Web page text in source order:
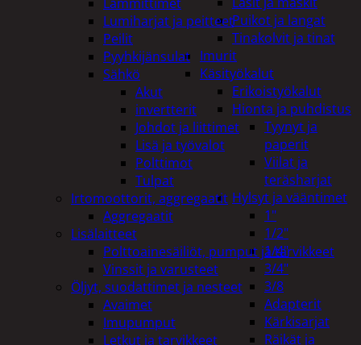
Puikot ja langat
Tinakolvit ja tinat
Imurit
Käsityökalut
Erikoistyökalut
Hionta ja puhdistus
Tyynyt ja
paperit
Viilat ja
teräsharjat
Hylsyt ja vääntimet
1"
1/2"
1/4"
3/4"
3/8
Adapterit
Kärkisarjat
Räikät ja
Lumiharjat ja peitteet
Peilit
Pyyhkijänsulat
Sähkö
Akut
invertterit
Johdot ja liittimet
Lisä ja työvalot
Polttimot
Tulpat
Irtomoottorit, aggregaatit
Aggregaatit
Lisälaitteet
Polttoainesäiliöt, pumput ja tarvikkeet
Vinssit ja varusteet
Öljyt, suodattimet ja nesteet
Avaimet
Imupumput
Letkut ja tarvikkeet